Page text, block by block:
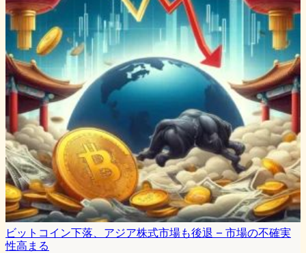
ビットコイン下落、アジア株式市場も後退 – 市場の不確実
性高まる